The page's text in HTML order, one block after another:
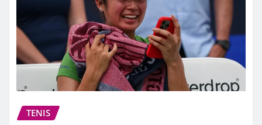
TENIS